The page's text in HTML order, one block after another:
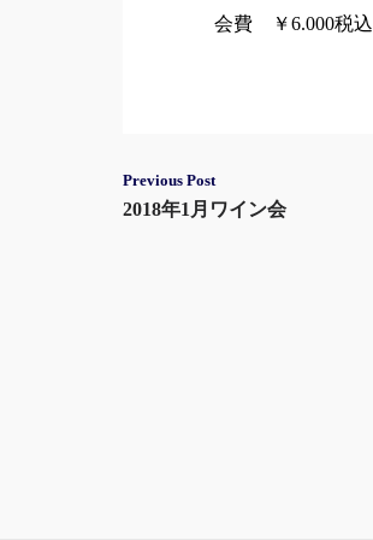
会費 ￥6.000税込
Post
Previous Post
2018年1月ワイン会